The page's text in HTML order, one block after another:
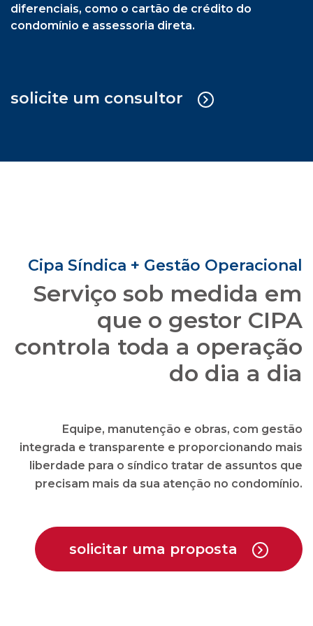
diferenciais, como o cartão de crédito do
condomínio e assessoria direta.
solicite um consultor
Cipa Síndica + Gestão Operacional
Serviço sob medida em
que o gestor CIPA
controla toda a operação
do dia a dia
Equipe, manutenção e obras, com gestão
integrada e transparente e proporcionando mais
liberdade para o síndico tratar de assuntos que
precisam mais da sua atenção no condomínio.
solicitar uma proposta